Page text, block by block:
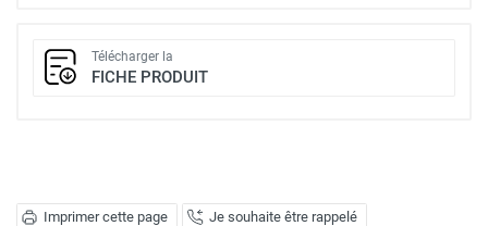
Imprimer cette page Je souhaite être rappelé
Télécharger la
FICHE PRODUIT